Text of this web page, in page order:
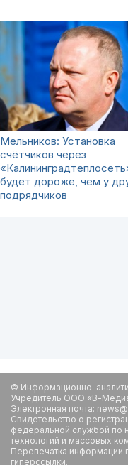
Мельников: Установка
счётчиков через
будет дороже, чем у
подрядчиков
© Информационно-
Учредитель ООО «В-
Электронная почта:
Свидетельство о
федеральной службой по
технологий и массовых
Перепечатка информации
гиперссылки.